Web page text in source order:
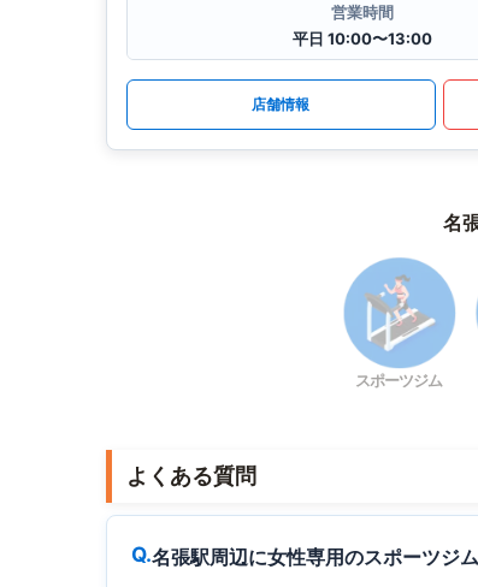
営業時間
平日 10:00〜13:00
店舗情報
名
スポーツジム
よくある質問
名張駅周辺に女性専用のスポーツジ